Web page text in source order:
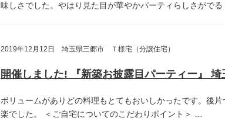
味しさでした。やはり見た目が華やかパーティらしさがでる
2019年12月12日 埼玉県三郷市 Ｔ様宅（分譲住宅）
ボリュームがありどの料理もとてもおいしかったです。後片
楽でした。
＜ご自宅についてのこだわりポイント＞